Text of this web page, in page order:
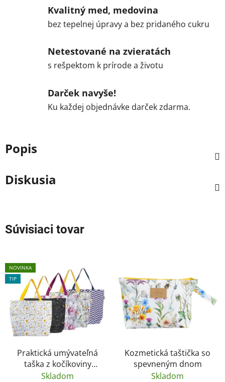
Kvalitný med, medovina
bez tepelnej úpravy a bez pridaného cukru
Netestované na zvieratách
s rešpektom k prírode a životu
Darček navyše!
Ku každej objednávke darček zdarma.
Popis
Diskusia
Súvisiaci tovar
NOVINKA
TIP
Praktická umývateľná
taška z kočíkoviny
rôzne druhy
Skladom
Kozmetická taštička so
spevneným dnom
Skladom